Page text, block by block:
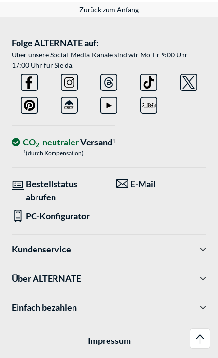
Zurück zum Anfang
Folge ALTERNATE auf:
Über unsere Social-Media-Kanäle sind wir Mo-Fr 9:00 Uhr -
17:00 Uhr für Sie da.
CO2-neutralerVersand1
1(durch Kompensation)
Bestellstatus
abrufen
E-Mail
PC-Konfigurator
Kundenservice
Über ALTERNATE
Einfach bezahlen
Impressum